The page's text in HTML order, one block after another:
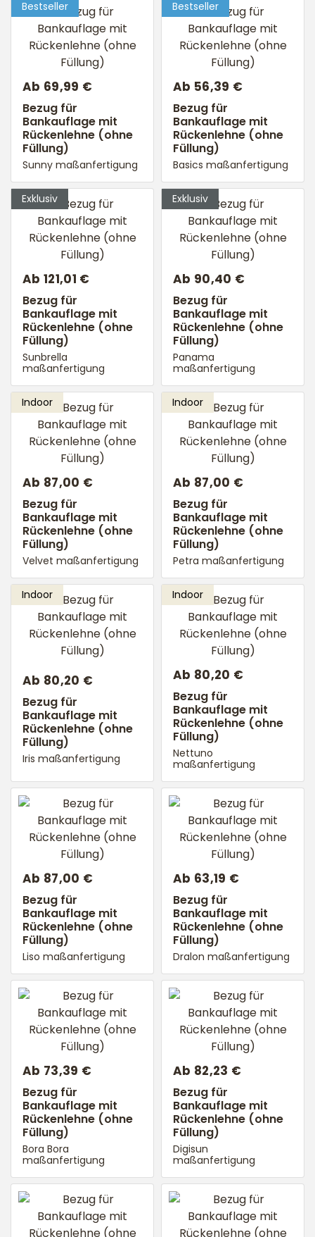
Ab 69,99 €
Bezug für
Bankauflage mit
Rückenlehne (ohne
Füllung)
Sunny maßanfertigung
Ab 56,39 €
Bezug für
Bankauflage mit
Rückenlehne (ohne
Füllung)
Basics maßanfertigung
Ab 121,01 €
Bezug für
Bankauflage mit
Rückenlehne (ohne
Füllung)
Sunbrella
maßanfertigung
Ab 90,40 €
Bezug für
Bankauflage mit
Rückenlehne (ohne
Füllung)
Panama
maßanfertigung
Ab 87,00 €
Bezug für
Bankauflage mit
Rückenlehne (ohne
Füllung)
Velvet maßanfertigung
Ab 87,00 €
Bezug für
Bankauflage mit
Rückenlehne (ohne
Füllung)
Petra maßanfertigung
Ab 80,20 €
Bezug für
Bankauflage mit
Rückenlehne (ohne
Füllung)
Iris maßanfertigung
Ab 80,20 €
Bezug für
Bankauflage mit
Rückenlehne (ohne
Füllung)
Nettuno
maßanfertigung
Ab 87,00 €
Bezug für
Bankauflage mit
Rückenlehne (ohne
Füllung)
Liso maßanfertigung
Ab 63,19 €
Bezug für
Bankauflage mit
Rückenlehne (ohne
Füllung)
Dralon maßanfertigung
Ab 73,39 €
Bezug für
Bankauflage mit
Rückenlehne (ohne
Füllung)
Bora Bora
maßanfertigung
Ab 82,23 €
Bezug für
Bankauflage mit
Rückenlehne (ohne
Füllung)
Digisun
maßanfertigung